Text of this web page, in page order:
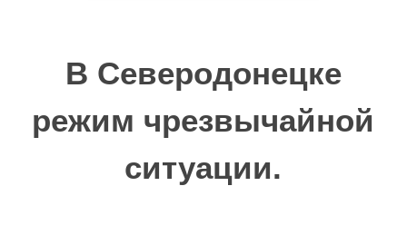
В Северодонецке
режим чрезвычайной
ситуации.